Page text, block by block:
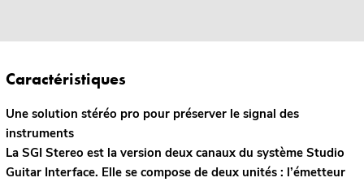
Caractéristiques
Une solution stéréo pro pour préserver le signal des
instruments
La SGI Stereo est la version deux canaux du système Studio
Guitar Interface. Elle se compose de deux unités : l’émetteur